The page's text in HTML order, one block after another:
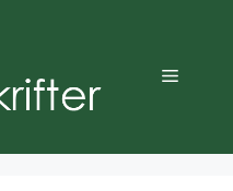
Meny